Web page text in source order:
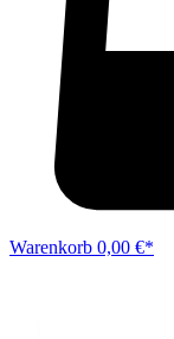
Warenkorb 0,00 €*